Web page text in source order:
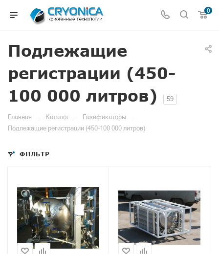
0
Подлежащие
регистрации (450-
100 000 литров)
59
Главная — Каталог — Газификаторы —
Подлежащие регистрации (450-100 000 литров)
ФИЛЬТР